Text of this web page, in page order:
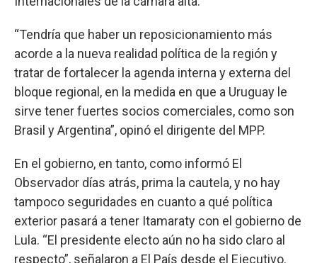
“Tendría que haber un reposicionamiento más
acorde a la nueva realidad política de la región y
tratar de fortalecer la agenda interna y externa del
bloque regional, en la medida en que a Uruguay le
sirve tener fuertes socios comerciales, como son
Brasil y Argentina”, opinó el dirigente del MPP.
En el gobierno, en tanto, como informó El
Observador días atrás, prima la cautela, y no hay
tampoco seguridades en cuanto a qué política
exterior pasará a tener Itamaraty con el gobierno de
Lula. “El presidente electo aún no ha sido claro al
respecto”, señalaron a El País desde el Ejecutivo.